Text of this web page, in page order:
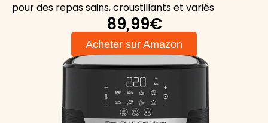
pour des repas sains, croustillants et variés
89,99€
Acheter sur Amazon